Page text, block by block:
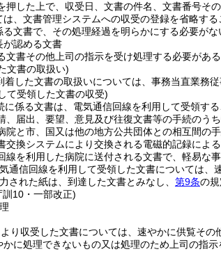
押した上で、収受日、文書の件名、文書番号そ
、文書管理システムへの収受の登録を省略する
る文書で、その処理経過を明らかにする必要がな
が認める文書
文書その他上司の指示を受け処理する必要があ
文書の取扱い)
着した文書の取扱いについては、事務当直業務
て受領した文書の収受)
に係る文書は、電気通信回線を利用して受領する
、届出、要望、意見及び往復文書等の手続のう
院と市、国又は他の地方公共団体との相互間の手
交換システムにより交換される電磁的記録によ
線を利用した病院に送付される文書で、軽易な
通信回線を利用して受領した文書については、
された紙は、到達した文書とみなし、 第9条の規
10・一部改正)
り収受した文書については、速やかに供覧その
に処理できないもの又は処理のため上司の指